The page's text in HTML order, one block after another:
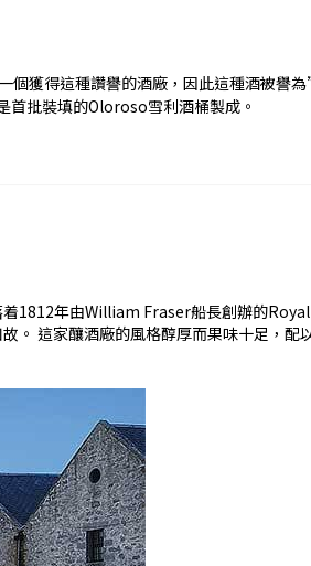
獲得這種讚譽的酒廠，因此這種酒被譽
批裝填的Oloroso雪利酒桶製成。
1812年由William Fraser船長創辦的
這家釀酒廠的風格醇厚而果味十足，配